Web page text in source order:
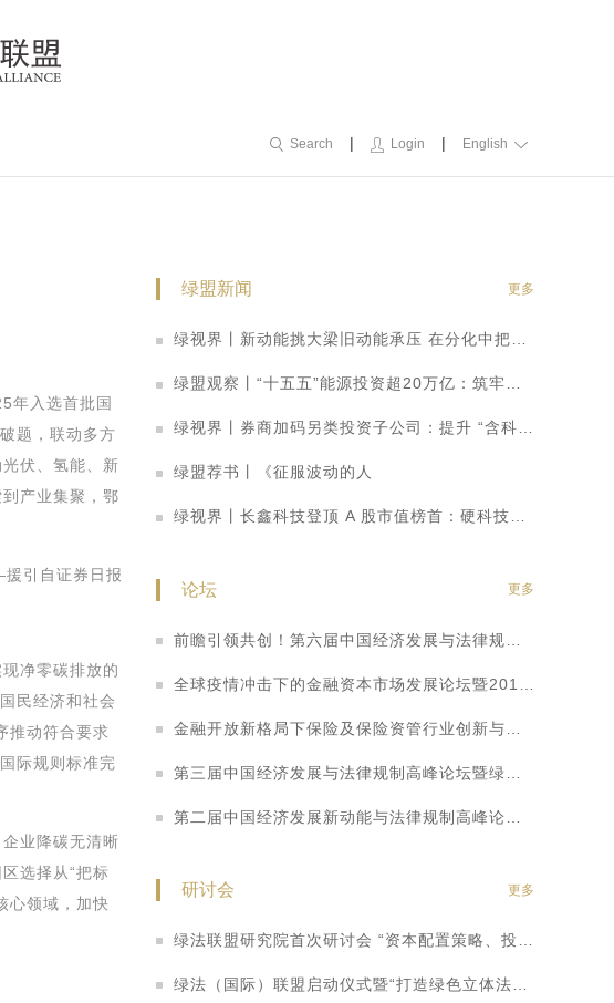
Search | Login | English
年入选首批国
题，联动多方
伏、氢能、新
产业集聚，鄂
引自证券日报
净零碳排放的
民经济和社会
推动符合要求
际规则标准完
业降碳无清晰
选择从“把标
心领域，加快
绿盟新闻 更多
绿视界丨新动能挑大梁旧动能承压 在分化中把握转型机遇
绿盟观察丨“十五五”能源投资超20万亿：筑牢安全底盘，激活绿色引擎
绿视界丨券商加码另类投资子公司：提升 “含科量” 打造科创金融转型新路径
绿盟荐书丨《征服波动的人
绿视界丨长鑫科技登顶 A 股市值榜首：硬科技崛起重塑 A 股价值投资逻辑
论坛 更多
前瞻引领共创！第六届中国经济发展与法律规制高峰论坛暨首个绿色立体法律生态平台“绿法ECO”&amp;建设工程行业法律健康指数发布会
全球疫情冲击下的金融资本市场发展论坛暨2018&amp;2019中国私募基金行业法律健康蓝皮书线上发布会
金融开放新格局下保险及保险资管行业创新与法律健康发展高峰论坛暨2018年中国保险行业法律健康蓝皮书（指数&amp;专题）发布会
第三届中国经济发展与法律规制高峰论坛暨绿盟2018中国不良资产蓝皮书发布仪式
第二届中国经济发展新动能与法律规制高峰论坛暨全国保险行业、央企上市公司法律健康指数发布会
研讨会 更多
绿法联盟研究院首次研讨会 “资本配置策略、投资实践与管理之道”
绿法（国际）联盟启动仪式暨“打造绿色立体法律生态圈”高端研讨会